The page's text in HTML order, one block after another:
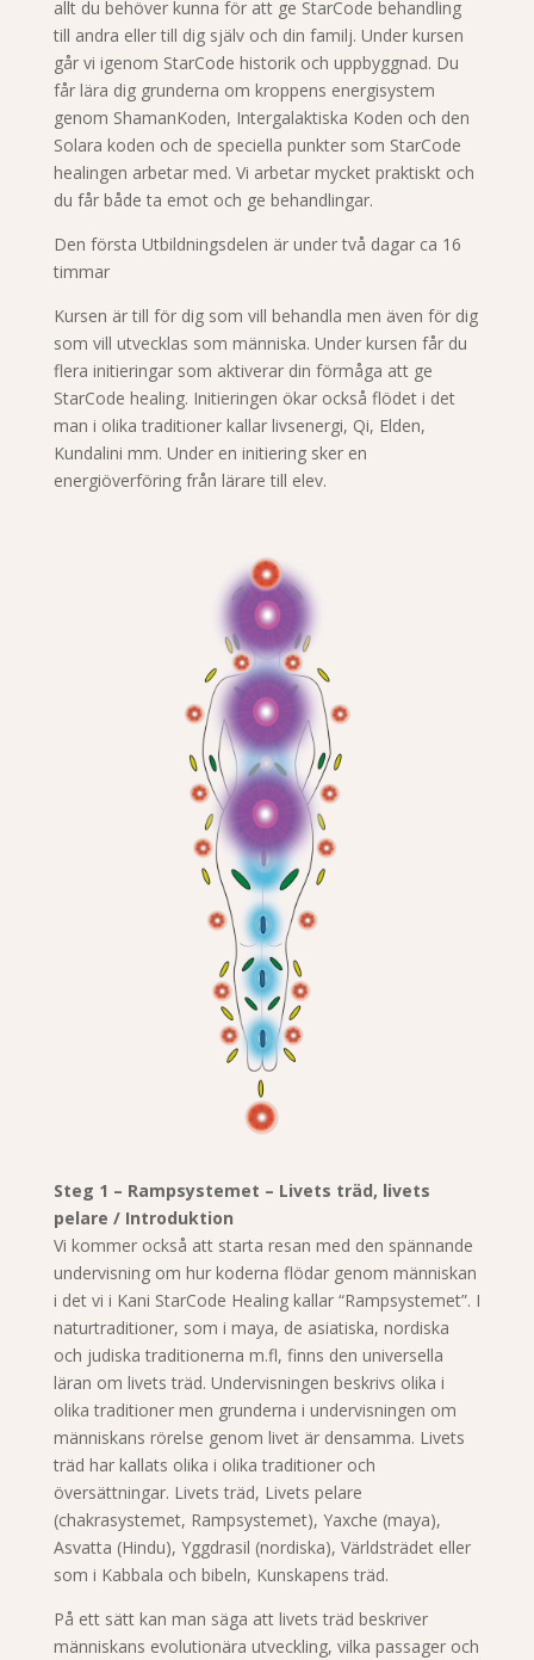
allt du behöver kunna för att ge StarCode behandling
till andra eller till dig själv och din familj. Under kursen
går vi igenom StarCode historik och uppbyggnad. Du
får lära dig grunderna om kroppens energisystem
genom ShamanKoden, Intergalaktiska Koden och den
Solara koden och de speciella punkter som StarCode
healingen arbetar med. Vi arbetar mycket praktiskt och
du får både ta emot och ge behandlingar.
Den första Utbildningsdelen är under två dagar ca 16
timmar
Kursen är till för dig som vill behandla men även för dig
som vill utvecklas som människa. Under kursen får du
flera initieringar som aktiverar din förmåga att ge
StarCode healing. Initieringen ökar också flödet i det
man i olika traditioner kallar livsenergi, Qi, Elden,
Kundalini mm. Under en initiering sker en
energiöverföring från lärare till elev.
Steg 1 – Rampsystemet – Livets träd, livets
pelare / Introduktion
Vi kommer också att starta resan med den spännande
undervisning om hur koderna flödar genom människan
i det vi i Kani StarCode Healing kallar “Rampsystemet”. I
naturtraditioner, som i maya, de asiatiska, nordiska
och judiska traditionerna m.fl, finns den universella
läran om livets träd. Undervisningen beskrivs olika i
olika traditioner men grunderna i undervisningen om
människans rörelse genom livet är densamma. Livets
träd har kallats olika i olika traditioner och
översättningar. Livets träd, Livets pelare
(chakrasystemet, Rampsystemet), Yaxche (maya),
Asvatta (Hindu), Yggdrasil (nordiska), Världsträdet eller
som i Kabbala och bibeln, Kunskapens träd.
På ett sätt kan man säga att livets träd beskriver
människans evolutionära utveckling, vilka passager och